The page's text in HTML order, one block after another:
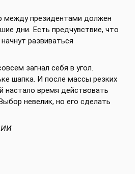
между президентами должен
дни. Есть предчувствие, что
развиваться
загнал себя в угол.
шапка. И после массы резких
настало время действовать
невелик, но его сделать
ИИ